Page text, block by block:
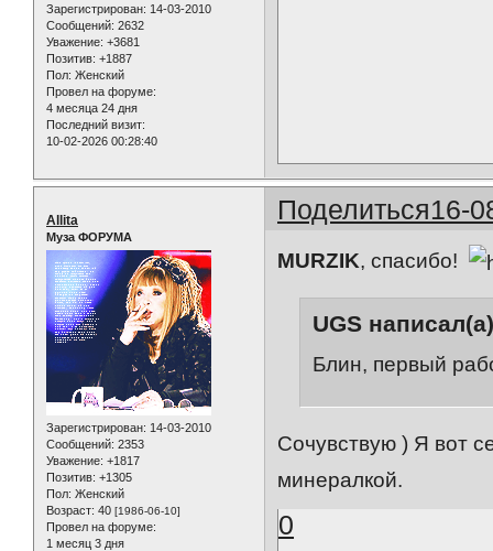
Зарегистрирован: 14-03-2010
Сообщений: 2632
Уважение: +3681
Позитив: +1887
Пол: Женский
Провел на форуме:
4 месяца 24 дня
Последний визит:
10-02-2026 00:28:40
Поделиться16-
Allita
Муза ФОРУМА
Зарегистрирован: 14-03-2010
Сообщений: 2353
Уважение: +1817
Позитив: +1305
Пол: Женский
Возраст: 40 [1986-06-10]
Провел на форуме:
1 месяц 3 дня
MURZIK, спасибо!
UGS
Блин, первый
Сочувствую ) Я вот
минералкой.
0